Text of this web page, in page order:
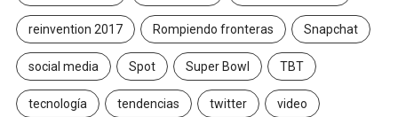
reinvention 2017 Rompiendo fronteras Snapchat
social media Spot Super Bowl TBT
tecnología tendencias twitter video